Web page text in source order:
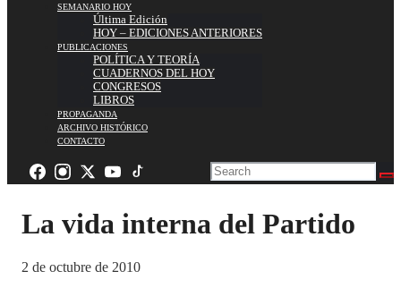
SEMANARIO HOY
Última Edición
HOY – EDICIONES ANTERIORES
PUBLICACIONES
POLÍTICA Y TEORÍA
CUADERNOS DEL HOY
CONGRESOS
LIBROS
PROPAGANDA
ARCHIVO HISTÓRICO
CONTACTO
La vida interna del Partido
2 de octubre de 2010